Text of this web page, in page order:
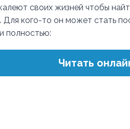
своих жизней чтобы
Для кого-то он может стать
полностью:
Читать